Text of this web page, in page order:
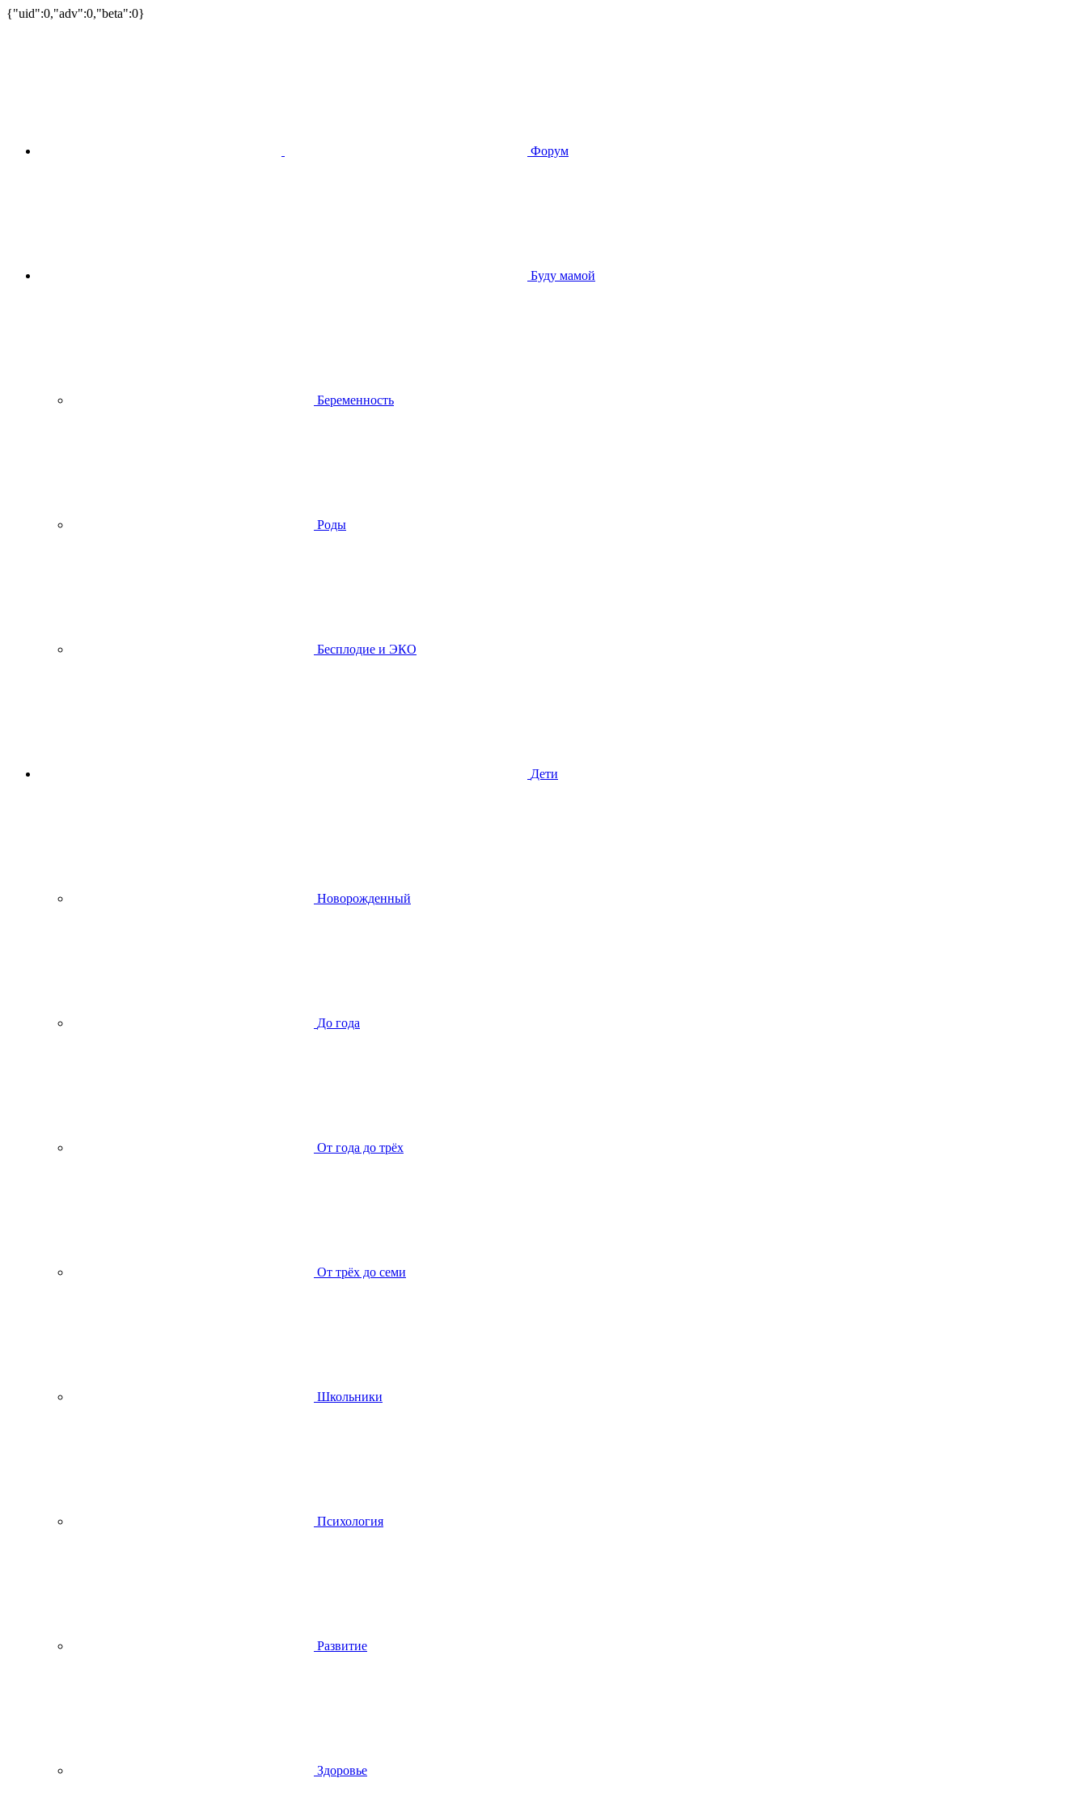
{"uid":0,"adv":0,"beta":0}
Форум
Буду мамой
Беременность
Роды
Бесплодие и ЭКО
Дети
Новорожденный
До года
От года до трёх
От трёх до семи
Школьники
Психология
Развитие
Здоровье